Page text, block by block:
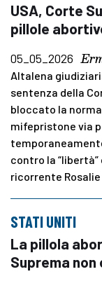
USA, Corte
pillole
05_05_2026
Altalena
sentenza della
bloccato la
mifepristone via
contro la
ricorrente Rosalie
STATI UNITI
La pillola
Suprema non